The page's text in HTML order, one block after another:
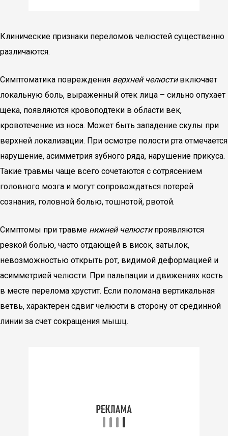
Клинические признаки переломов челюстей существенно
различаются.
Симптоматика повреждения верхней челюстивключает
локальную боль, выраженный отек лица – сильно опухает
щека, появляются кровоподтеки в области век,
кровотечение из носа. Может быть западение скулы при
верхней локализации. При осмотре полости рта отмечается
нарушение, асимметрия зубного ряда, нарушение прикуса.
Такие травмы чаще всего сочетаются с сотрясением
головного мозга и могут сопровождаться потерей
сознания, головной болью, тошнотой, рвотой.
Симптомы при травме нижней челюстипроявляются
резкой болью, часто отдающей в висок, затылок,
невозможностью открыть рот, видимой деформацией и
асимметрией челюсти. При пальпации и движениях кость
в месте перелома хрустит. Если поломана вертикальная
ветвь, характерен сдвиг челюсти в сторону от срединной
линии за счет сокращения мышц.